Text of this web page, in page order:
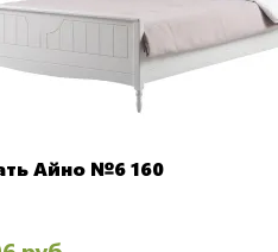
Айно №6 160